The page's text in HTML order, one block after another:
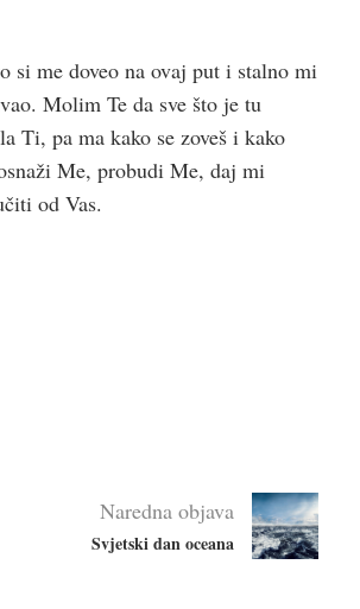
si me doveo na ovaj put i stalno mi
Molim Te da sve što je tu
Ti, pa ma kako se zoveš i kako
Me, probudi Me, daj mi
od Vas.
Naredna objava
Svjetski dan oceana